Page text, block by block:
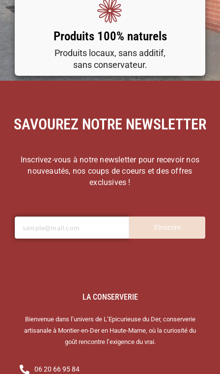
Produits 100% naturels
Produits locaux, sans additif,
sans conservateur.
SAVOUREZ NOTRE NEWSLETTER
Inscrivez-vous à notre newsletter pour recevoir nos
nouveautés, nos coups de coeurs et des offres
exclusives !
S'inscrire
LA CONSERVERIE
Bienvenue dans l’univers de L’Epicurieuse du Der, conserverie
artisanale à Montier-en-Der en Haute-Marne, où la curiosité du
goût rencontre l’exigence du vrai.
06 20 66 95 84